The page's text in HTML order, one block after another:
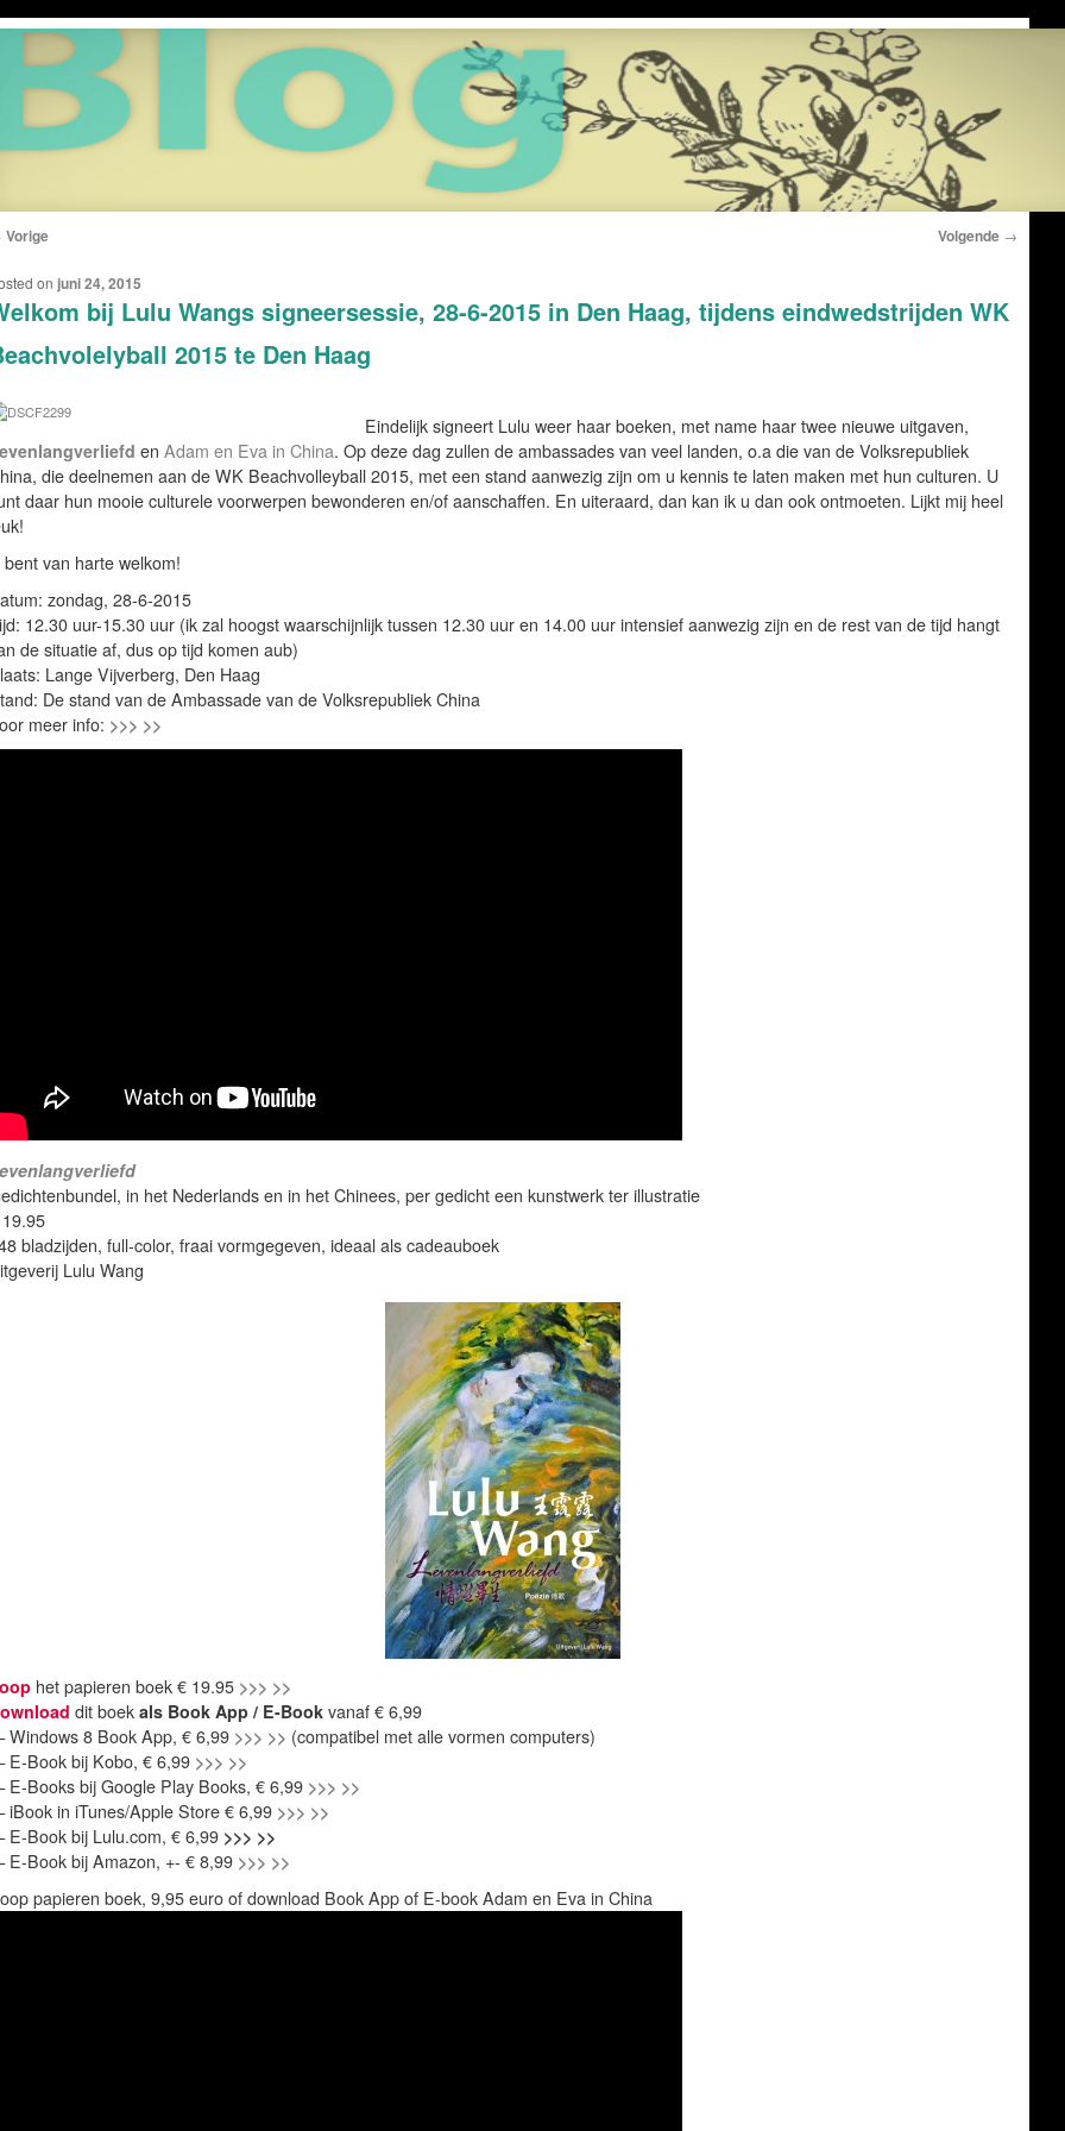
Vorige Volgende →
bij Lulu Wangs signeersessie, 28-6-2015 in Den Haag, tijdens eindwedstrijden WK
2015 te Den Haag
on juni 24, 2015
Eindelijk signeert Lulu weer haar boeken, met name haar twee nieuwe uitgaven,
en Adam en Eva in China. Op deze dag zullen de ambassades van veel landen, o.a die van de Volksrepubliek
die deelnemen aan de WK Beachvolleyball 2015, met een stand aanwezig zijn om u kennis te laten maken met hun culturen. U
daar hun mooie culturele voorwerpen bewonderen en/of aanschaffen. En uiteraard, dan kan ik u dan ook ontmoeten. Lijkt mij heel
bent van harte welkom!
zondag, 28-6-2015
12.30 uur-15.30 uur (ik zal hoogst waarschijnlijk tussen 12.30 uur en 14.00 uur intensief aanwezig zijn en de rest van de tijd hangt
de situatie af, dus op tijd komen aub)
Lange Vijverberg, Den Haag
De stand van de Ambassade van de Volksrepubliek China
meer info: >>> >>
in het Nederlands en in het Chinees, per gedicht een kunstwerk ter illustratie
bladzijden, full-color, fraai vormgegeven, ideaal als cadeauboek
Lulu Wang
het papieren boek € 19.95 >>> >>
dit boek als Book App / E-Bookvanaf € 6,99
8 Book App, € 6,99 >>> >> (compatibel met alle vormen computers)
Book bij Kobo, € 6,99 >>> >>
Books bij Google Play Books, € 6,99 >>> >>
in iTunes/Apple Store € 6,99 >>> >>
Book bij Lulu.com, € 6,99 >>> >>
Book bij Amazon, +- € 8,99 >>> >>
papieren boek, 9,95 euro of download Book App of E-book Adam en Eva in China